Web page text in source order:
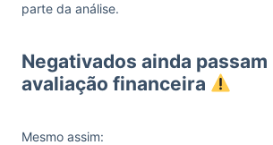
parte da análise.
Negativados ainda passam
avaliação financeira
Mesmo assim: